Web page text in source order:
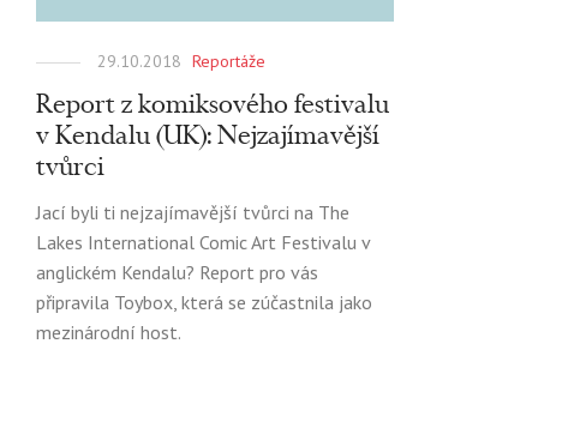
29.10.2018 Reportáže
Report z komiksového festivalu
v Kendalu (UK): Nejzajímavější
tvůrci
Jací byli ti nejzajímavější tvůrci na The
Lakes International Comic Art Festivalu v
anglickém Kendalu? Report pro vás
připravila Toybox, která se zúčastnila jako
mezinárodní host.